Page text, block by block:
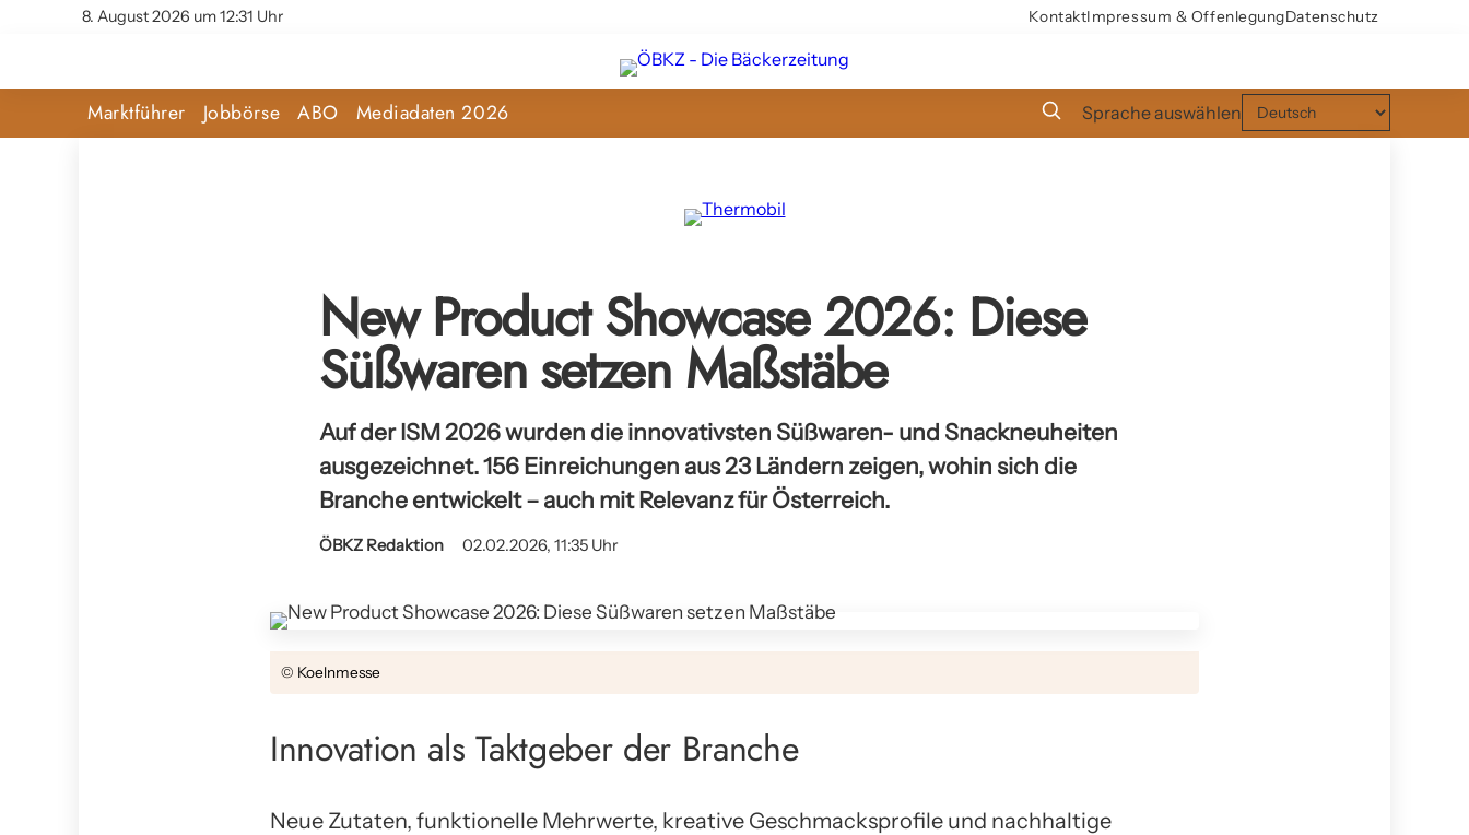
8. August 2026 um 12:31 Uhr KontaktImpressum & OffenlegungDatenschutz
Marktführer Jobbörse ABO Mediadaten 2026 Sprache auswählen
New Product Showcase 2026: Diese
Süßwaren setzen Maßstäbe
Auf der ISM 2026 wurden die innovativsten Süßwaren- und Snackneuheiten
ausgezeichnet. 156 Einreichungen aus 23 Ländern zeigen, wohin sich die
Branche entwickelt – auch mit Relevanz für Österreich.
ÖBKZ Redaktion 02.02.2026, 11:35 Uhr
© Koelnmesse
Innovation als Taktgeber der Branche
Neue Zutaten, funktionelle Mehrwerte, kreative Geschmacksprofile und nachhaltige